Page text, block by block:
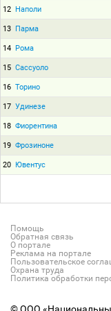
12 Наполи
13 Парма
14 Рома
15 Сассуоло
16 Торино
17 Удинезе
18 Фиорентина
19 Фрозиноне
20 Ювентус
Помощь
Обратная связь
О портале
Реклама на портале
Пользовательское
Охрана труда
Политика обработки